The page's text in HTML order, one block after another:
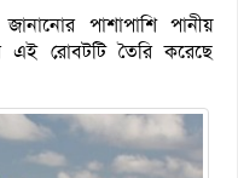
পাশাপাশি পানীয়
এই রোবটটি তৈরি করেছে